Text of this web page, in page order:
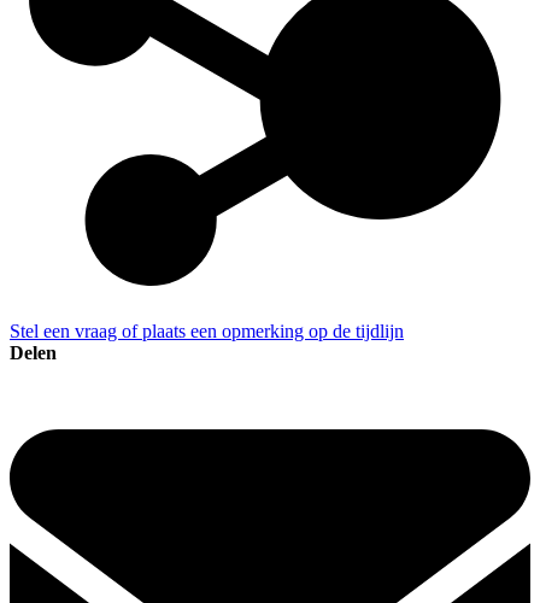
Stel een vraag of plaats een opmerking op de tijdlijn
Delen